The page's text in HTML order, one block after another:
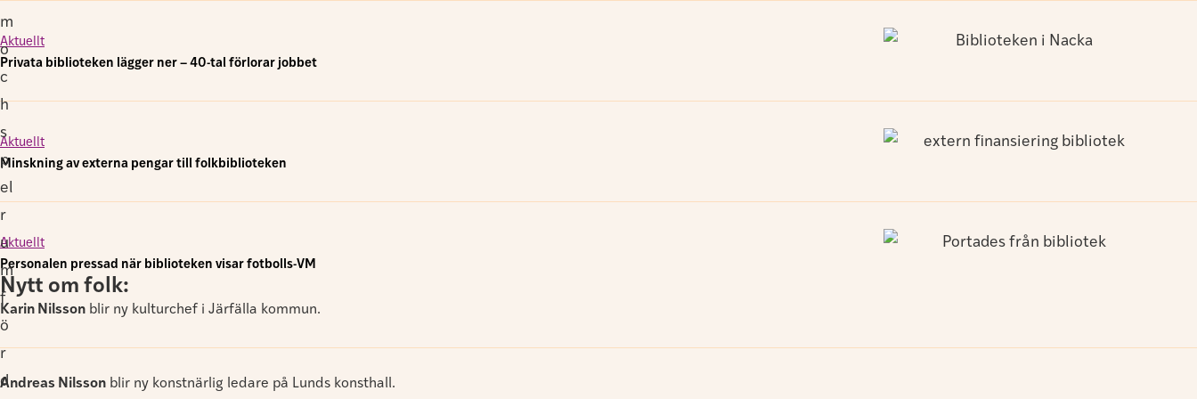
m
o
c
h
s
p
el
r
u
m
f
ö
r
d
Aktuellt
Privata biblioteken lägger ner – 40-tal förlorar jobbet
Aktuellt
Minskning av externa pengar till folkbiblioteken
Aktuellt
Personalen pressad när biblioteken visar fotbolls-VM
Nytt om folk:
Karin Nilsson blir ny kulturchef i Järfälla kommun.
Andreas Nilsson blir ny konstnärlig ledare på Lunds konsthall.